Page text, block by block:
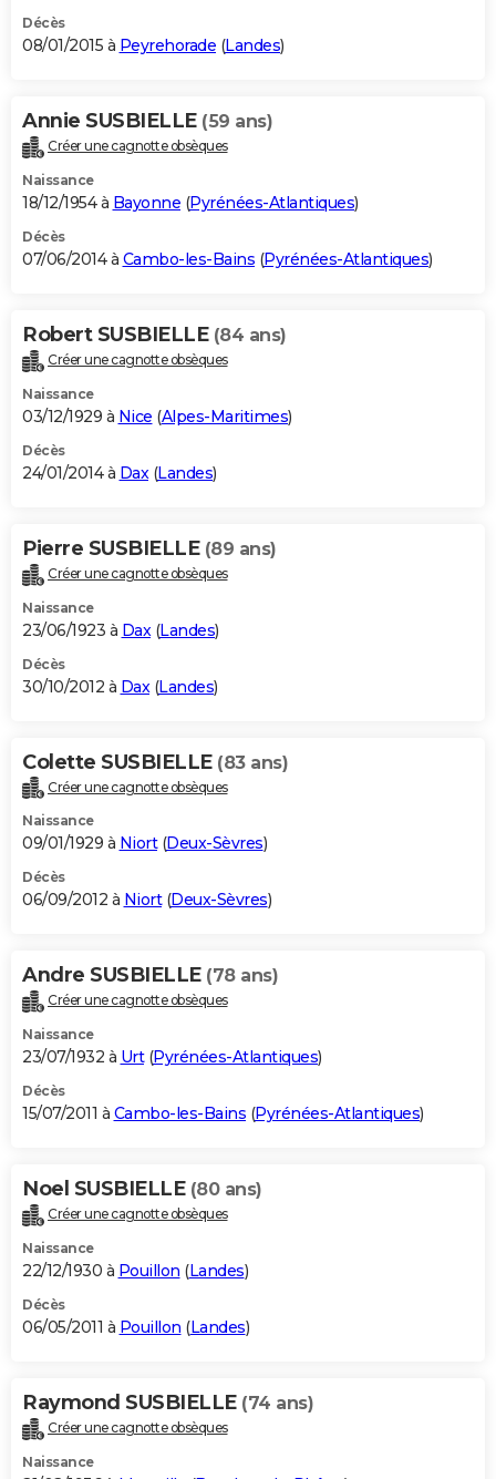
Décès
08/01/2015 à Peyrehorade (Landes)
Annie SUSBIELLE (59 ans)
Créer une cagnotte obsèques
Naissance
18/12/1954 à Bayonne (Pyrénées-Atlantiques)
Décès
07/06/2014 à Cambo-les-Bains (Pyrénées-Atlantiques)
Robert SUSBIELLE (84 ans)
Créer une cagnotte obsèques
Naissance
03/12/1929 à Nice (Alpes-Maritimes)
Décès
24/01/2014 à Dax(Landes)
Pierre SUSBIELLE (89 ans)
Créer une cagnotte obsèques
Naissance
23/06/1923 à Dax (Landes)
Décès
30/10/2012 à Dax (Landes)
Colette SUSBIELLE (83 ans)
Créer une cagnotte obsèques
Naissance
09/01/1929 à Niort(Deux-Sèvres)
Décès
06/09/2012 à Niort(Deux-Sèvres)
Andre SUSBIELLE (78 ans)
Créer une cagnotte obsèques
Naissance
23/07/1932 à Urt(Pyrénées-Atlantiques)
Décès
15/07/2011 à Cambo-les-Bains (Pyrénées-Atlantiques)
Noel SUSBIELLE (80 ans)
Créer une cagnotte obsèques
Naissance
22/12/1930 à Pouillon (Landes)
Décès
06/05/2011 à Pouillon (Landes)
Raymond SUSBIELLE (74 ans)
Créer une cagnotte obsèques
Naissance